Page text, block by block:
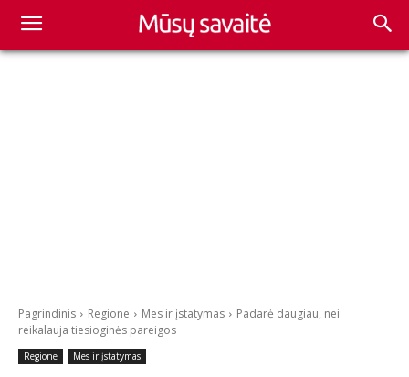
Pagrindinis Regione Mes ir įstatymas
Padarė daugiau, nei
reikalauja tiesioginės pareigos
Regione Mes ir įstatymas